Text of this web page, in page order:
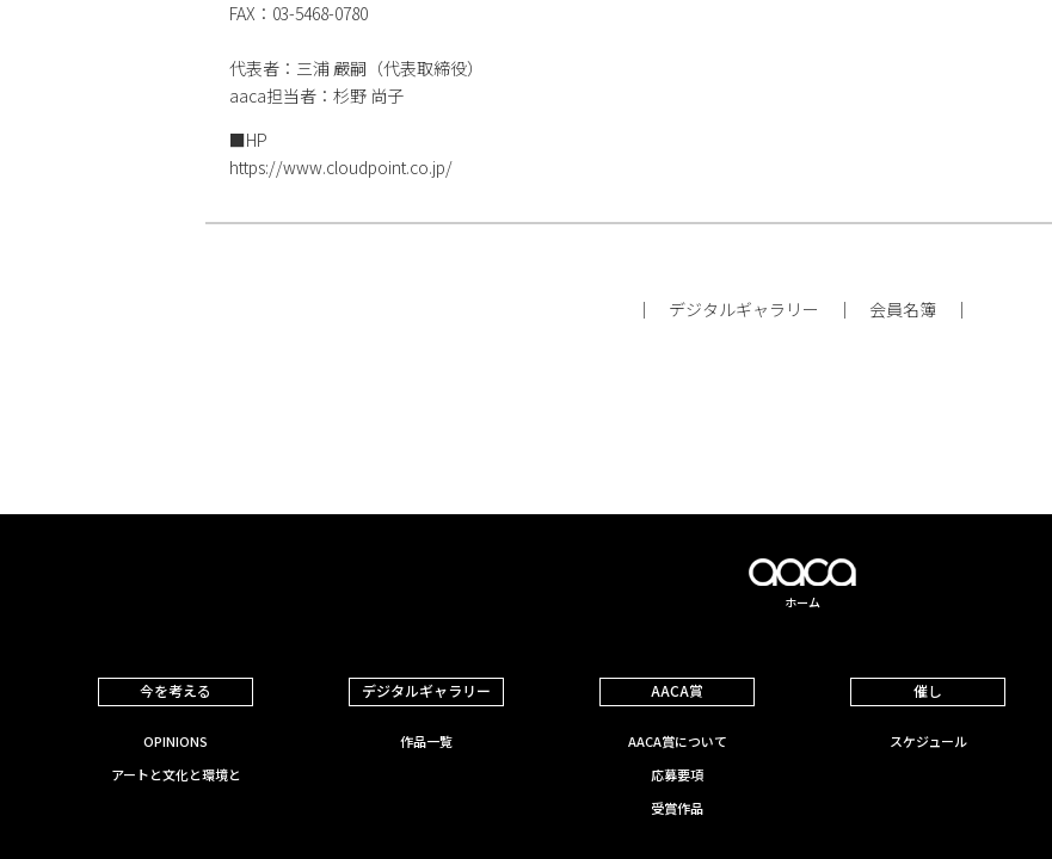
FAX：03-5468-0780
代表者：三浦 嚴嗣（代表取締役）
aaca担当者：杉野 尚子
■HP
https://www.cloudpoint.co.jp/
｜ デジタルギャラリー ｜ 会員名簿 ｜
ホーム
今を考える
OPINIONS
アートと文化と環境と
デジタルギャラリー
作品一覧
AACA賞
AACA賞について
応募要項
受賞作品
催し
スケジュール